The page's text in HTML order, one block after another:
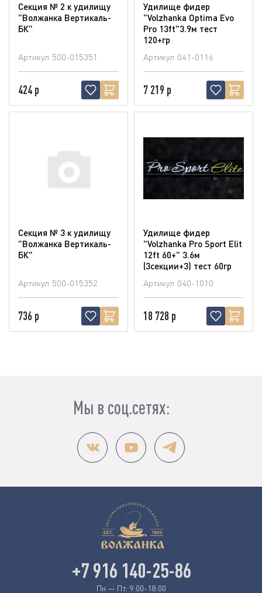
Секция № 2 к удилищу
"Волжанка Вертикаль-
БК"
Артикул 500-015351
424 р
Удилище фидер
"Volzhanka Optima Evo
Pro 13ft"3.9м тест
120+гр
Артикул 041-0116
7 219 р
Секция № 3 к удилищу
"Волжанка Вертикаль-
БК"
Артикул 500-015352
736 р
Удилище фидер
"Volzhanka Pro Sport Elit
12ft 60+" 3.6м
(3секции+3) тест 60гр
Артикул 040-1010
18 728 р
Мы в соц.сетях:
+7 916 140-25-86
Пн — Пт: 9:00-18:00